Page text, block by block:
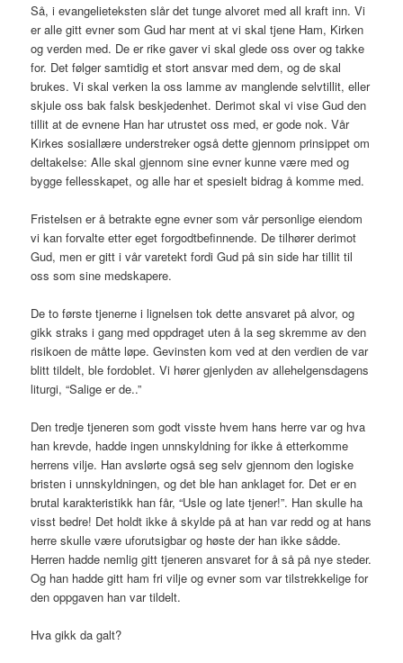
Så, i evangelieteksten slår det tunge alvoret med all kraft inn. Vi
er alle gitt evner som Gud har ment at vi skal tjene Ham, Kirken
og verden med. De er rike gaver vi skal glede oss over og takke
for. Det følger samtidig et stort ansvar med dem, og de skal
brukes. Vi skal verken la oss lamme av manglende selvtillit, eller
skjule oss bak falsk beskjedenhet. Derimot skal vi vise Gud den
tillit at de evnene Han har utrustet oss med, er gode nok. Vår
Kirkes sosiallære understreker også dette gjennom prinsippet om
deltakelse: Alle skal gjennom sine evner kunne være med og
bygge fellesskapet, og alle har et spesielt bidrag å komme med.
Fristelsen er å betrakte egne evner som vår personlige eiendom
vi kan forvalte etter eget forgodtbefinnende. De tilhører derimot
Gud, men er gitt i vår varetekt fordi Gud på sin side har tillit til
oss som sine medskapere.
De to første tjenerne i lignelsen tok dette ansvaret på alvor, og
gikk straks i gang med oppdraget uten å la seg skremme av den
risikoen de måtte løpe. Gevinsten kom ved at den verdien de var
blitt tildelt, ble fordoblet. Vi hører gjenlyden av allehelgensdagens
liturgi, “Salige er de..”
Den tredje tjeneren som godt visste hvem hans herre var og hva
han krevde, hadde ingen unnskyldning for ikke å etterkomme
herrens vilje. Han avslørte også seg selv gjennom den logiske
bristen i unnskyldningen, og det ble han anklaget for. Det er en
brutal karakteristikk han får, “Usle og late tjener!”. Han skulle ha
visst bedre! Det holdt ikke å skylde på at han var redd og at hans
herre skulle være uforutsigbar og høste der han ikke sådde.
Herren hadde nemlig gitt tjeneren ansvaret for å så på nye steder.
Og han hadde gitt ham fri vilje og evner som var tilstrekkelige for
den oppgaven han var tildelt.
Hva gikk da galt?